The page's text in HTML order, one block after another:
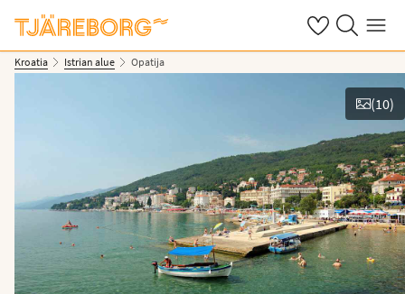
OmatHaku Valikko
Kroatia Istrian alue Opatija
Näytä kuvia
(10)